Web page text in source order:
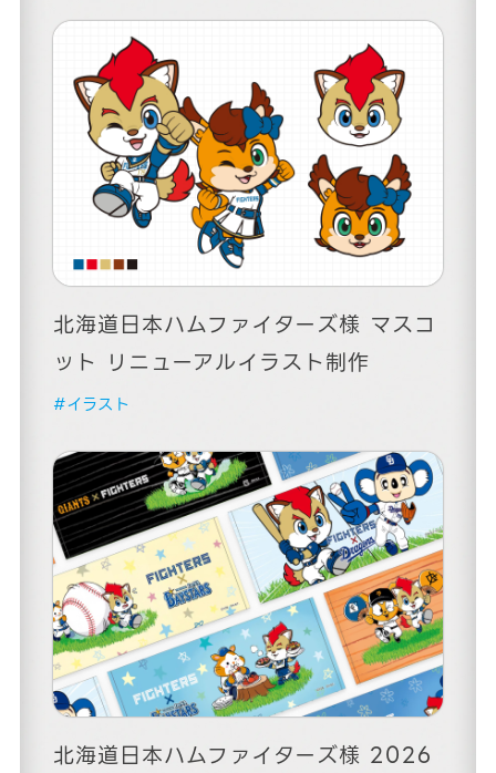
北海道日本ハムファイターズ様 マスコ
ット リニューアルイラスト制作
#イラスト
北海道日本ハムファイターズ様 2026